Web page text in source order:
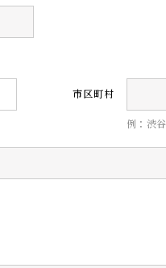
市区町村
例：渋